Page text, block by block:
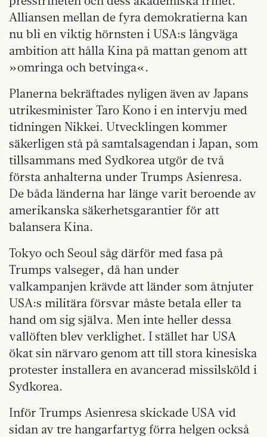
Alliansen mellan de fyra demokratierna kan
nu bli en viktig hörnsten i USA:s långväga
ambition att hålla Kina på mattan genom att
»omringa och betvinga«.
Planerna bekräftades nyligen även av Japans
utrikesminister Taro Kono i en intervju med
tidningen Nikkei. Utvecklingen kommer
säkerligen stå på samtals­agendan i Japan, som
tillsammans med Sydkorea utgör de två
första anhalterna under Trumps Asienresa.
De båda länderna har länge varit beroende av
amerikanska säkerhetsgarantier för att
balansera Kina.
Tokyo och Seoul såg därför med fasa på
Trumps valseger, då han under
valkampanjen krävde att länder som åtnjuter
USA:s militära försvar måste betala eller ta
hand om sig själva. Men inte heller dessa
vallöften blev verklighet. I stället har USA
ökat sin närvaro genom att till stora kinesiska
protester installera en avancerad missilsköld i
Sydkorea.
Inför Trumps Asienresa skickade USA vid
sidan av tre hangarfartyg förra helgen också